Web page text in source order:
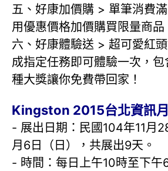
五、好康加價購 > 單筆消費
用優惠價格加價購買限量商品
六、好康體驗送 > 超可愛紅
成指定任務即可體驗一次，
種大獎讓你免費帶回家！
Kingston 2015台北資訊
- 展出日期：民國104年11月
月6日（日），共展出9天。
- 時間：每日上午10時至下午